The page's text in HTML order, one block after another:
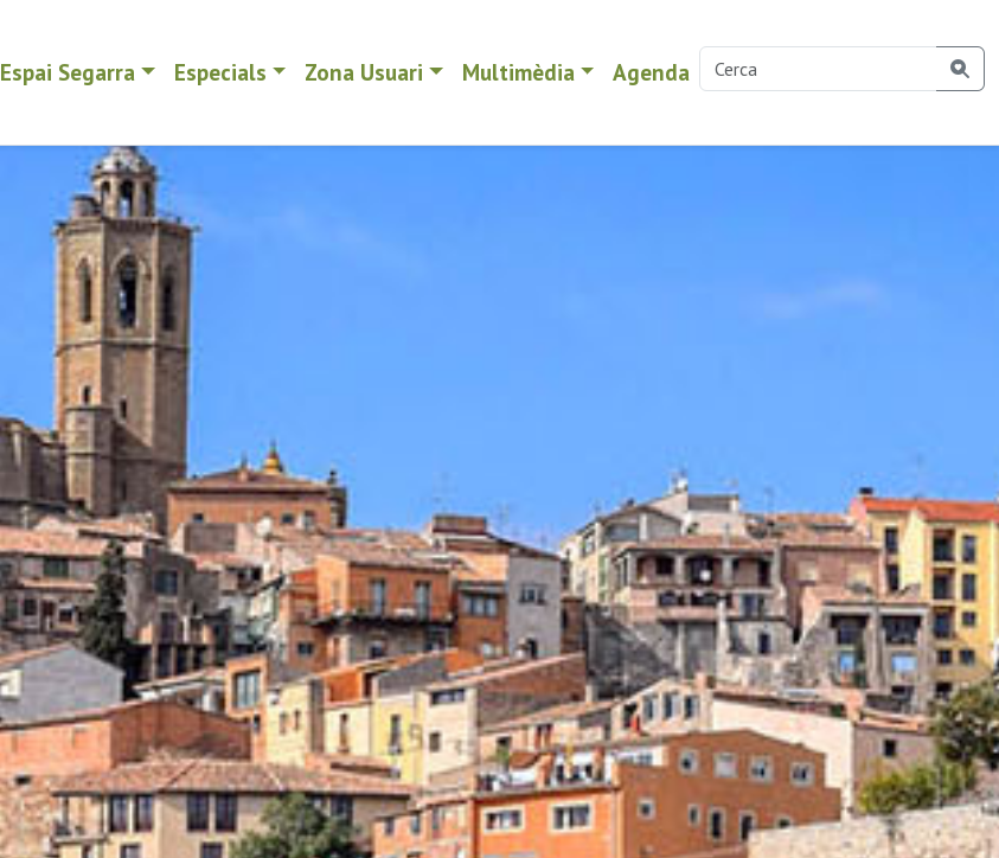
Espai Segarra Especials Zona Usuari Multimèdia Agenda